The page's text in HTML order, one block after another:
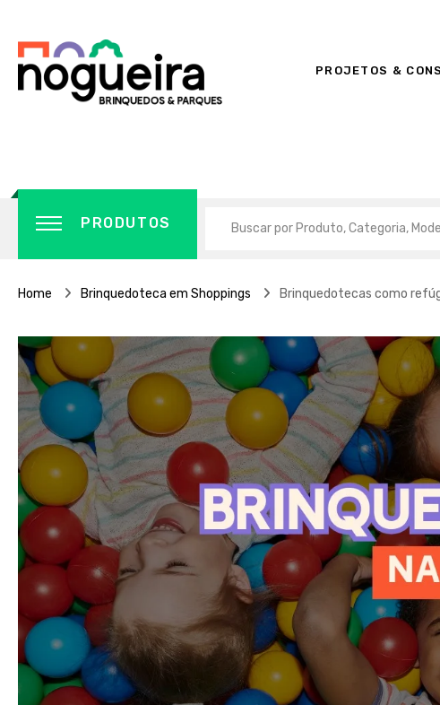
PROJETOS &
PRODUTOS
Home Brinquedoteca em Shoppings Brinquedotecas como